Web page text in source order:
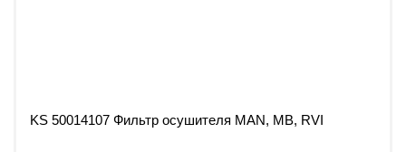
KS 50014107 Фильтр осушителя MAN, MB, RVI